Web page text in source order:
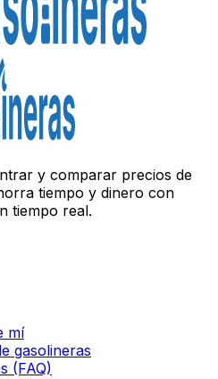
y comparar precios de
tiempo y dinero con
tiempo real.
mí
gasolineras
(FAQ)